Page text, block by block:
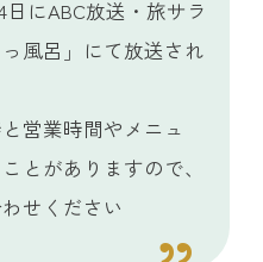
にABC放送・旅サラ
風呂」にて放送され
営業時間やメニュ
とがありますので、
せください